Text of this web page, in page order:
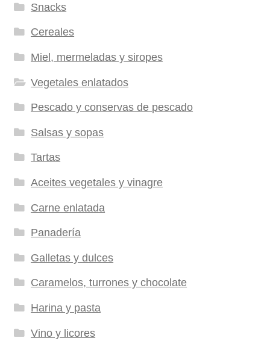
Snacks
Cereales
Miel, mermeladas y siropes
Vegetales enlatados
Pescado y conservas de pescado
Salsas y sopas
Tartas
Aceites vegetales y vinagre
Carne enlatada
Panadería
Galletas y dulces
Caramelos, turrones y chocolate
Harina y pasta
Vino y licores